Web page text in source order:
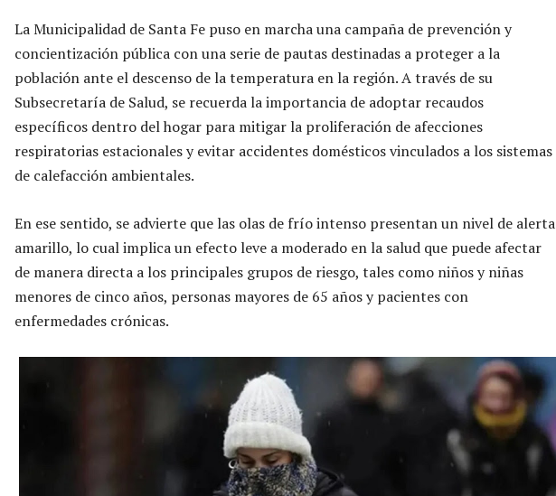
La Municipalidad de Santa Fe puso en marcha una campaña de prevención y
concientización pública con una serie de pautas destinadas a proteger a la
población ante el descenso de la temperatura en la región. A través de su
Subsecretaría de Salud, se recuerda la importancia de adoptar recaudos
específicos dentro del hogar para mitigar la proliferación de afecciones
respiratorias estacionales y evitar accidentes domésticos vinculados a los sistemas
de calefacción ambientales.
En ese sentido, se advierte que las olas de frío intenso presentan un nivel de alerta
amarillo, lo cual implica un efecto leve a moderado en la salud que puede afectar
de manera directa a los principales grupos de riesgo, tales como niños y niñas
menores de cinco años, personas mayores de 65 años y pacientes con
enfermedades crónicas.